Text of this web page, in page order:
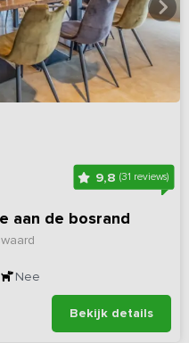
9,8(31 reviews)
aan de bosrand
Nee
Bekijk details